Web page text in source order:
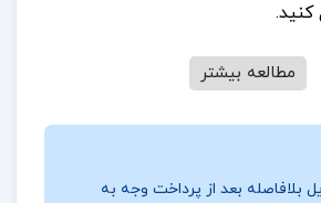
کنید.
:
می‌شود. لشگری از شیاطین
مطالعه بیشتر
بلافاصله بعد از پرداخت وجه به